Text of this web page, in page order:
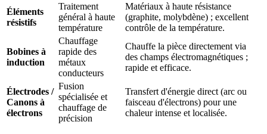
Éléments
résistifs
Traitement
général à haute
température
Matériaux à haute résistance
(graphite, molybdène) ; excellent
contrôle de la température.
Bobines à
induction
Chauffage
rapide des
métaux
conducteurs
Chauffe la pièce directement via
des champs électromagnétiques ;
rapide et efficace.
Électrodes /
Canons à
électrons
Fusion
spécialisée et
chauffage de
précision
Transfert d'énergie direct (arc ou
faisceau d'électrons) pour une
chaleur intense et localisée.